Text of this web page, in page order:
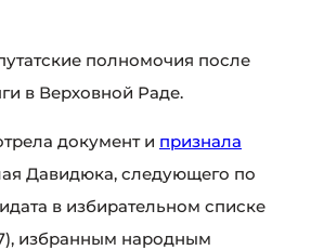
полномочия после
в Верховной Раде.
документ и признала
Давидюка, следующего по
в избирательном списке
избранным народным